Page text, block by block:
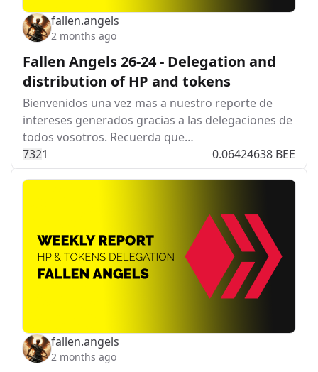
fallen.angels
2 months ago
Fallen Angels 26-24 - Delegation and
distribution of HP and tokens
Bienvenidos una vez mas a nuestro reporte de
intereses generados gracias a las delegaciones de
todos vosotros. Recuerda que…
7321 0.06424638 BEE
fallen.angels
2 months ago